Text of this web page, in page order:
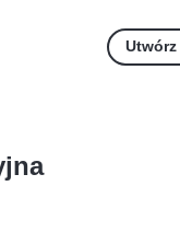
Utwórz